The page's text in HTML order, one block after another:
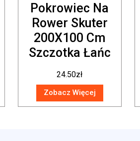
Pokrowiec Na
Rower Skuter
200X100 Cm
Szczotka Łańc
24.50zł
Zobacz Więcej